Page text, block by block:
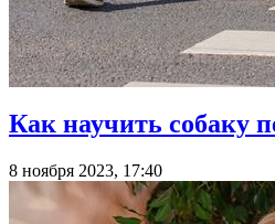
Как научить собаку
8 ноября 2023, 17:40